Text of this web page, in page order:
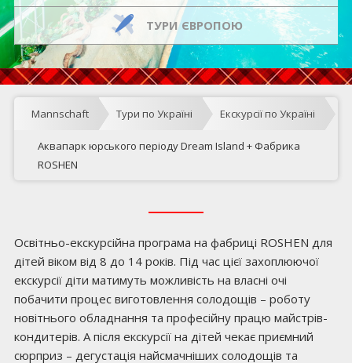
ТУРИ ЄВРОПОЮ
Mannschaft Тури по Україні Екскурсії по Україні
Аквапарк юрського періоду Dream Island + Фабрика
ROSHEN
Освітньо-екскурсійна програма на фабриці ROSHEN для
дітей віком від 8 до 14 років. Під час цієї захоплюючої
екскурсії діти матимуть можливість на власні очі
побачити процес виготовлення солодощів – роботу
новітнього обладнання та професійну працю майстрів-
кондитерів. А після екскурсії на дітей чекає приємний
сюрприз – дегустація найсмачніших солодощів та